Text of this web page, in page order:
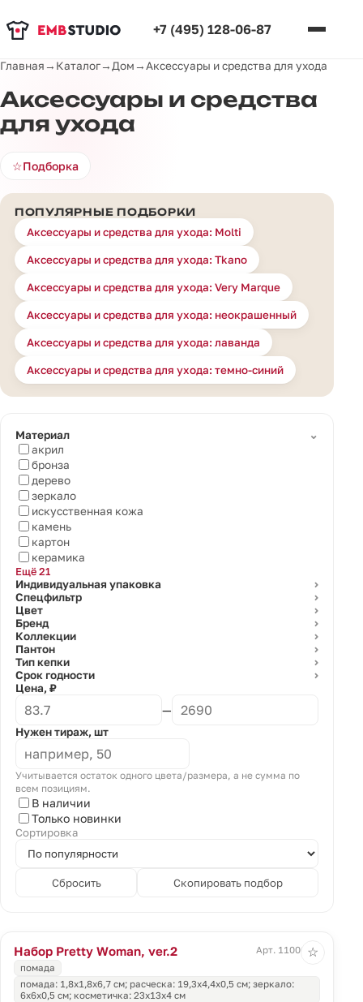
+7 (495) 128-06-87
Главная→ Каталог→ Дом→Аксессуары и средства для ухода
Аксессуары и средства
для ухода
☆Подборка
ПОПУЛЯРНЫЕ ПОДБОРКИ
Аксессуары и средства для ухода: Molti
Аксессуары и средства для ухода: Tkano
Аксессуары и средства для ухода: Very Marque
Аксессуары и средства для ухода: неокрашенный
Аксессуары и средства для ухода: лаванда
Аксессуары и средства для ухода: темно-синий
Материал
⌄
акрил
бронза
дерево
зеркало
искусственная кожа
камень
картон
керамика
Ещё 21
Индивидуальная упаковка
⌄
Спецфильтр ⌄
Цвет ⌄
Бренд ⌄
Коллекции ⌄
Пантон ⌄
Тип кепки ⌄
Срок годности ⌄
Цена, ₽
—
Нужен тираж, шт
Учитывается остаток одного цвета/размера, а не сумма по
всем позициям.
В наличии
Только новинки
Сортировка
Сбросить Скопировать подбор
Набор Pretty Woman, ver.2
Арт. 11006.02
помада
помада: 1,8x1,8x6,7 см; расческа: 19,3х4,4х0,5 см; зеркало:
6x6x0,5 см; косметичка: 23х13х4 см
☆